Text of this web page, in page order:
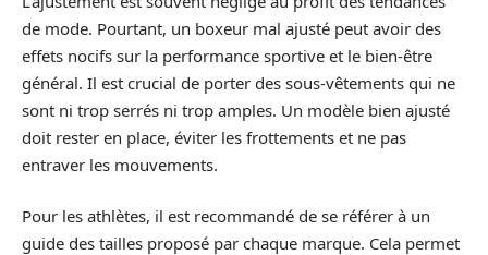
de mode. Pourtant, un boxeur mal ajusté peut avoir des
effets nocifs sur la performance sportive et le bien-être
général. Il est crucial de porter des sous-vêtements qui ne
sont ni trop serrés ni trop amples. Un modèle bien ajusté
doit rester en place, éviter les frottements et ne pas
entraver les mouvements.
Pour les athlètes, il est recommandé de se référer à un
guide des tailles proposé par chaque marque. Cela permet